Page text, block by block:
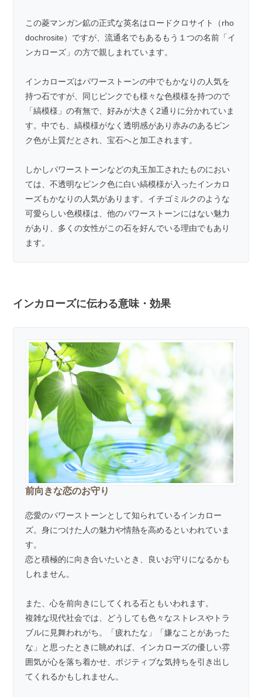
この菱マンガン鉱の正式な英名はロードクロサイト（rho
dochrosite）ですが、流通名でもあるもう１つの名前「イ
ンカローズ」の方で親しまれています。
インカローズはパワーストーンの中でもかなりの人気を
持つ石ですが、同じピンクでも様々な色模様を持つので
「縞模様」の有無で、好みが大きく2通りに分かれていま
す。中でも、縞模様がなく透明感があり赤みのあるピン
ク色が上質だとされ、宝石へと加工されます。
しかしパワーストーンなどの丸玉加工されたものにおい
ては、不透明なピンク色に白い縞模様が入ったインカロ
ーズもかなりの人気があります。イチゴミルクのような
可愛らしい色模様は、他のパワーストーンにはない魅力
があり、多くの女性がこの石を好んでいる理由でもあり
ます。
インカローズに伝わる意味・効果
前向きな恋のお守り
恋愛のパワーストーンとして知られているインカロー
ズ。身につけた人の魅力や情熱を高めるといわれていま
す。
恋と積極的に向き合いたいとき、良いお守りになるかも
しれません。
また、心を前向きにしてくれる石ともいわれます。
複雑な現代社会では、どうしても色々なストレスやトラ
ブルに見舞われがち。「疲れたな」「嫌なことがあった
な」と思ったときに眺めれば、インカローズの優しい雰
囲気が心を落ち着かせ、ポジティブな気持ちを引き出し
てくれるかもしれません。